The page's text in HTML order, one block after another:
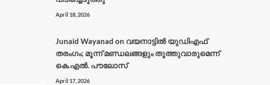
April 18, 2026
Junaid Wayanad on വയനാട്ടില്‍ യുഡിഎഫ്
തരംഗം; മൂന്ന് മണ്ഡലങ്ങളും തൂത്തുവാരുമെന്ന്
കെ.എല്‍. പൗലോസ്
April 17, 2026